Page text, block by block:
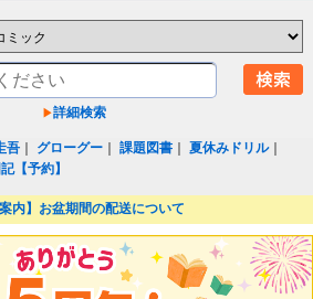
詳細検索
吾 グローグー ｜課題図書 ｜夏休みドリル｜
【予約】
案内】お盆期間の配送について